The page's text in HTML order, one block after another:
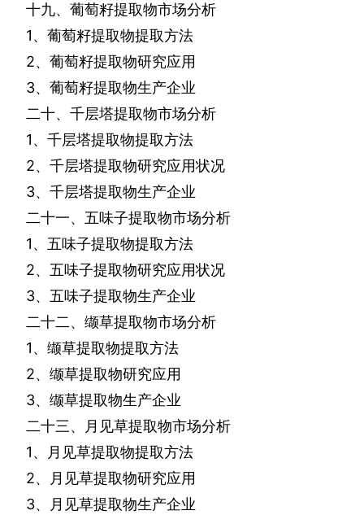
十九、葡萄籽提取物市场分析
1、葡萄籽提取物提取方法
2、葡萄籽提取物研究应用
3、葡萄籽提取物生产企业
二十、千层塔提取物市场分析
1、千层塔提取物提取方法
2、千层塔提取物研究应用状况
3、千层塔提取物生产企业
二十一、五味子提取物市场分析
1、五味子提取物提取方法
2、五味子提取物研究应用状况
3、五味子提取物生产企业
二十二、缬草提取物市场分析
1、缬草提取物提取方法
2、缬草提取物研究应用
3、缬草提取物生产企业
二十三、月见草提取物市场分析
1、月见草提取物提取方法
2、月见草提取物研究应用
3、月见草提取物生产企业